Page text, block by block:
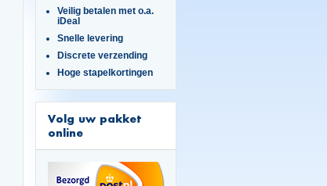
Veilig betalen met o.a.
iDeal
Snelle levering
Discrete verzending
Hoge stapelkortingen
Volg uw pakket
online